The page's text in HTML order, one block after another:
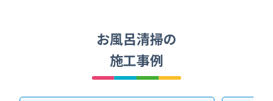
お風呂清掃の
施工事例